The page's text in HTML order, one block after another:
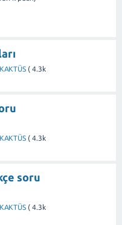
( 4.3k
( 4.3k
soru
( 4.3k